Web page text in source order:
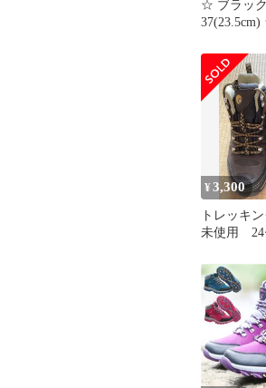
☆ ブラッ
37(23.5cm)
ィース ト
ーズ 登山
ハイキン
ブーツ ス
靴 紐靴 レ
ーズ シュ
レッキン
¥3,300
トレッキ
未使用 24